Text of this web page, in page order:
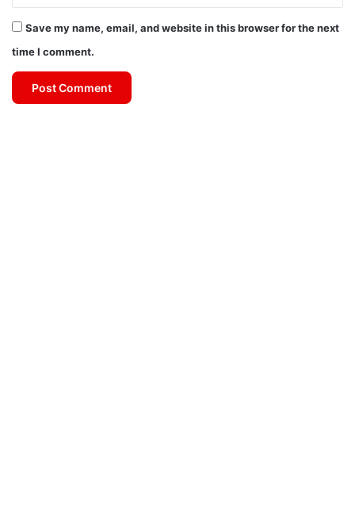
Save my name, email, and website in this browser for the next
time I comment.